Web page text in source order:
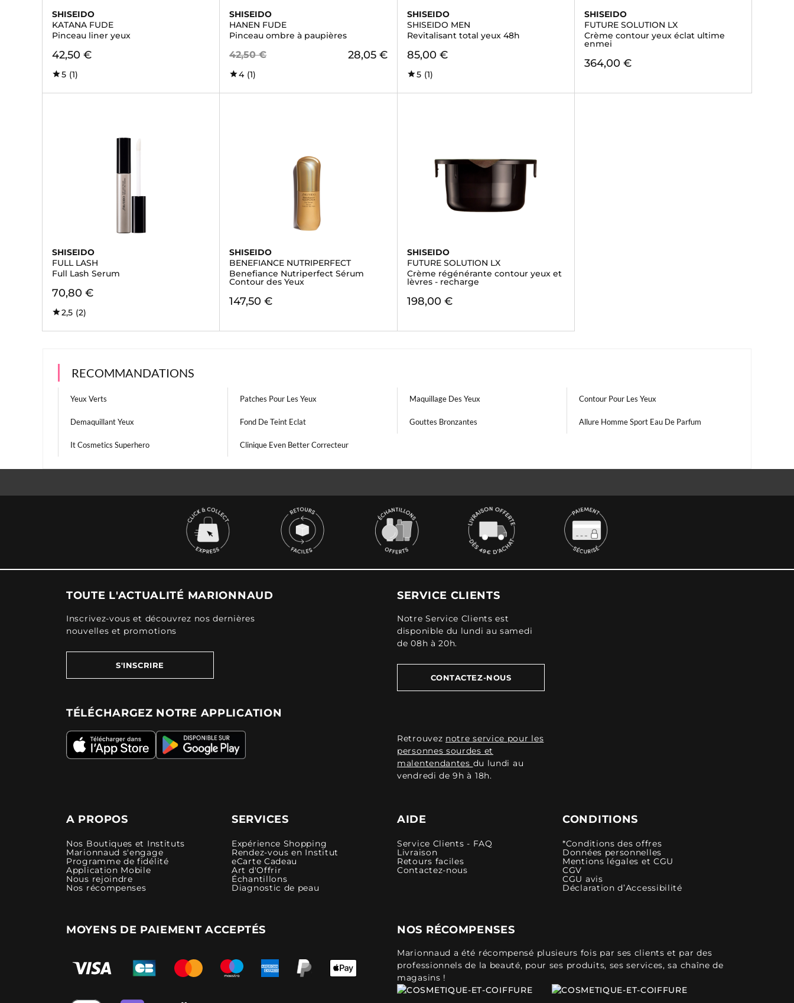
SHISEIDO
KATANA FUDE
Pinceau liner yeux
42,50 €
5 (1)
SHISEIDO
HANEN FUDE
Pinceau ombre à paupières
42,50 € 28,05 €
4 (1)
SHISEIDO
SHISEIDO MEN
Revitalisant total yeux 48h
85,00 €
5 (1)
SHISEIDO
FUTURE SOLUTION LX
Crème contour yeux éclat ultime
enmei
364,00 €
SHISEIDO
FULL LASH
Full Lash Serum
70,80 €
2,5 (2)
SHISEIDO
BENEFIANCE NUTRIPERFECT
Benefiance Nutriperfect Sérum
Contour des Yeux
147,50 €
SHISEIDO
FUTURE SOLUTION LX
Crème régénérante contour yeux et
lèvres - recharge
198,00 €
RECOMMANDATIONS
Yeux Verts Patches Pour Les Yeux Maquillage Des Yeux Contour Pour Les Yeux
Demaquillant Yeux Fond De Teint Eclat Gouttes Bronzantes Allure Homme Sport Eau De Parfum
It Cosmetics Superhero Clinique Even Better Correcteur
TOUTE L'ACTUALITÉ MARIONNAUD
Inscrivez-vous et découvrez nos dernières
nouvelles et promotions
S'INSCRIRE
TÉLÉCHARGEZ NOTRE APPLICATION
SERVICE CLIENTS
Notre Service Clients est
disponible du lundi au samedi
de 08h à 20h.
CONTACTEZ-NOUS
Retrouvez notre service pour les
personnes sourdes et
malentendantes du lundi au
vendredi de 9h à 18h.
A PROPOS
Nos Boutiques et Instituts
Marionnaud s'engage
Programme de fidélité
Application Mobile
Nous rejoindre
Nos récompenses
SERVICES
Expérience Shopping
Rendez-vous en Institut
eCarte Cadeau
Art d'Offrir
Échantillons
Diagnostic de peau
AIDE
Service Clients - FAQ
Livraison
Retours faciles
Contactez-nous
CONDITIONS
*Conditions des offres
Données personnelles
Mentions légales et CGU
CGV
CGU avis
Déclaration d’Accessibilité
MOYENS DE PAIEMENT ACCEPTÉS NOS RÉCOMPENSES
Marionnaud a été récompensé plusieurs fois par ses clients et par des
professionnels de la beauté, pour ses produits, ses services, sa chaîne de
magasins !